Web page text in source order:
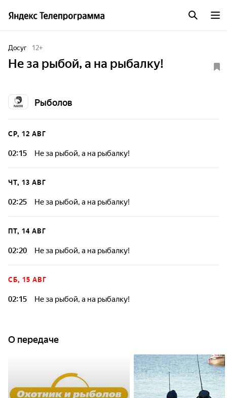
Досуг 12+
Не за рыбой, а на рыбалку!
Рыболов
СР, 12 АВГ
02:15 Не за рыбой, а на рыбалку!
ЧТ, 13 АВГ
02:25 Не за рыбой, а на рыбалку!
ПТ, 14 АВГ
02:20 Не за рыбой, а на рыбалку!
СБ, 15 АВГ
02:15 Не за рыбой, а на рыбалку!
О передаче